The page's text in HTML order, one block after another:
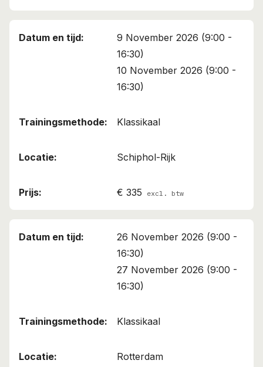
9 November 2026 (9:00 -
16:30)
10 November 2026 (9:00 -
16:30)
Klassikaal
Schiphol-Rijk
€ 335 excl. btw
26 November 2026 (9:00 -
16:30)
27 November 2026 (9:00 -
16:30)
Klassikaal
Rotterdam